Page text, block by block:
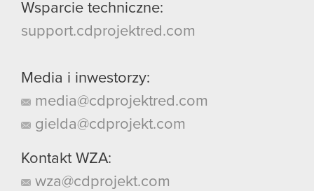
Wsparcie techniczne:
support.cdprojektred.com
Media i inwestorzy:
media@cdprojektred.com
gielda@cdprojekt.com
Kontakt WZA:
wza@cdprojekt.com